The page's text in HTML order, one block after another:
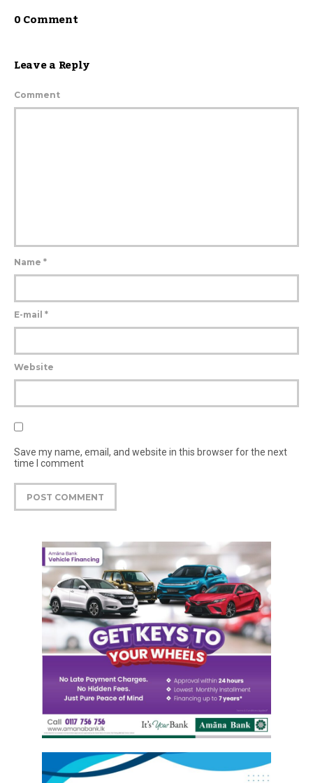
0 Comment
Leave a Reply
Comment
Name *
E-mail *
Website
Save my name, email, and website in this browser for the next
time I comment